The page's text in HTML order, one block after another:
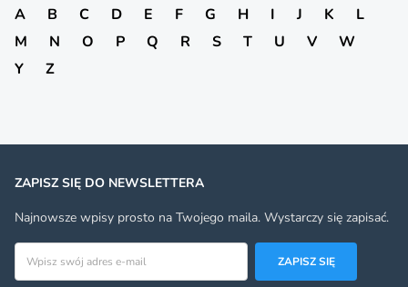
A B C D E F G H I J K
L
M
N O P Q R S T U V
W
Y
Z
ZAPISZ SIĘ DO NEWSLETTERA
Najnowsze wpisy prosto na Twojego maila. Wystarczy się zapisać.
Adres email
ZAPISZ SIĘ